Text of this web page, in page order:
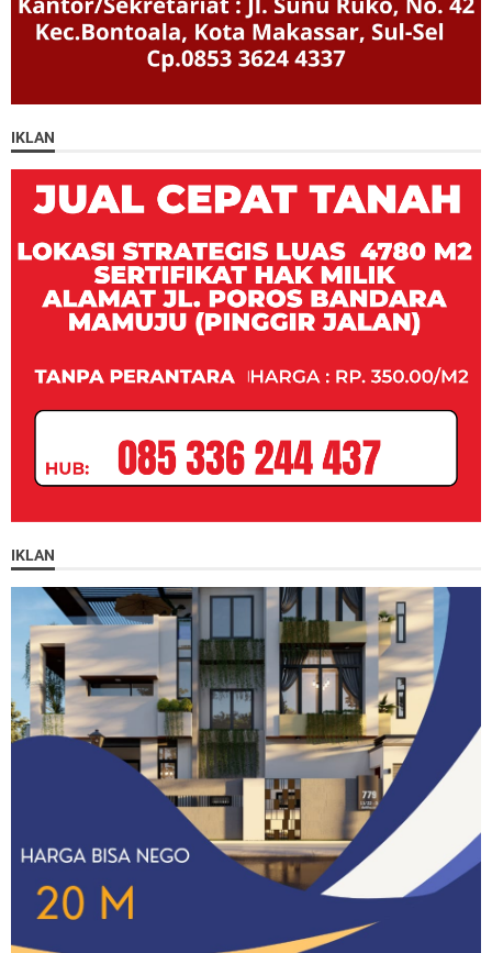
IKLAN
IKLAN